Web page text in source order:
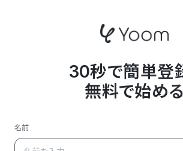
30秒で簡単登
無料で始める
名前